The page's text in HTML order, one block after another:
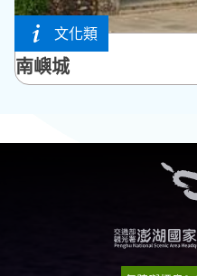
文化類
七美鄉
南嶼城